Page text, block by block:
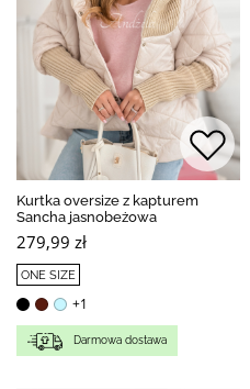
Kurtka oversize z kapturem
Sancha jasnobeżowa
279,99 zł
ONE SIZE
+1
Darmowa dostawa